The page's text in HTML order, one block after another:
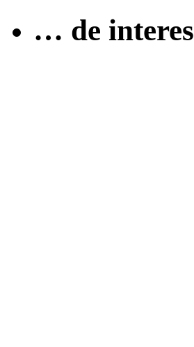
… de interes